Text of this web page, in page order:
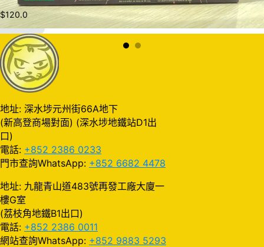
入購物車
$120.0
地址: 深水埗元州街66A地下
(新高登商場對面) (深水埗地鐵站D1出
口)
電話: +852 2386 0233
門市查詢WhatsApp: +852 6682 4478
地址: 九龍青山道483號再發工廠大廈一
樓G室
(荔枝角地鐵B1出口)
電話: +852 2386 0011
網站查詢WhatsApp: +852 9883 5293